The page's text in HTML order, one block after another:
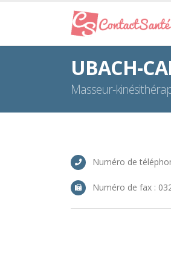
UBACH-
Masseur-
Numéro de
Numéro de fax :